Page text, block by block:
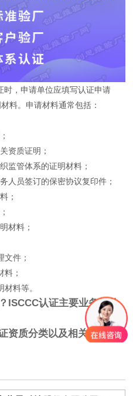
，申请单位应填写认证申请
料。申请材料通常包括：
质证明；
管体系的证明材料；
员签订的保密协议复印件；
；
材料；
件；
；
料等。
ISCCC认证主要业务是什
资质分类以及相关介绍